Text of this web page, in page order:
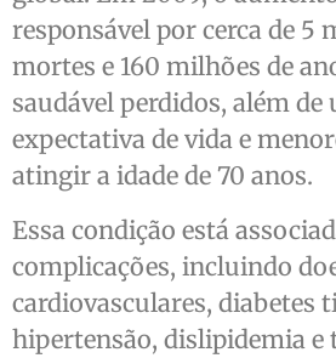
responsável por cerca de 5
mortes e 160 milhões de
saudável perdidos, além de
expectativa de vida e
atingir a idade de 70 anos.
Essa condição está
complicações, incluindo
cardiovasculares, diabetes
hipertensão, dislipidemia e